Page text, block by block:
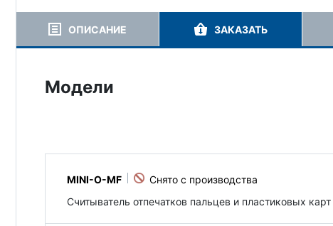
ОПИСАНИЕ ЗАКАЗАТЬ
Модели
MINI-O-MF
Считыватель отпечатков пальцев и пластиковых